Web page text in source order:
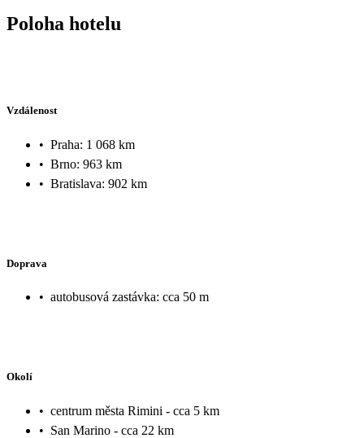
Poloha hotelu
Vzdálenost
• Praha: 1 068 km
• Brno: 963 km
• Bratislava: 902 km
Doprava
• autobusová zastávka: cca 50 m
Okolí
• centrum města Rimini - cca 5 km
• San Marino - cca 22 km